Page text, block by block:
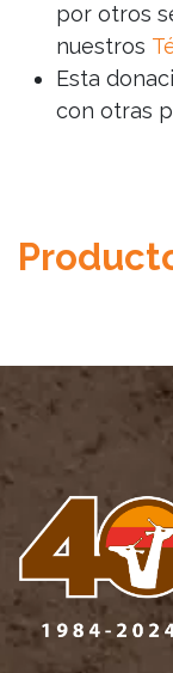
por otros
nuestros
Esta
con otras